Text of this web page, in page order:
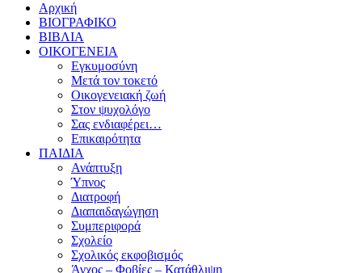
Αρχική
ΒΙΟΓΡΑΦΙΚΟ
ΒΙΒΛΙΑ
ΟΙΚΟΓΕΝΕΙΑ
Εγκυμοσύνη
Μετά τον τοκετό
Οικογενειακή ζωή
Στον ψυχολόγο
Σας ενδιαφέρει…
Επικαιρότητα
ΠΑΙΔΙΑ
Ανάπτυξη
Ύπνος
Διατροφή
Διαπαιδαγώγηση
Συμπεριφορά
Σχολείο
Σχολικός εκφοβισμός
Άγχος – Φοβίες – Κατάθλιψη